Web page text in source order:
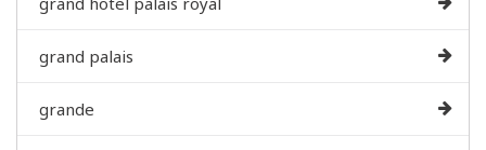
grand palais
grande